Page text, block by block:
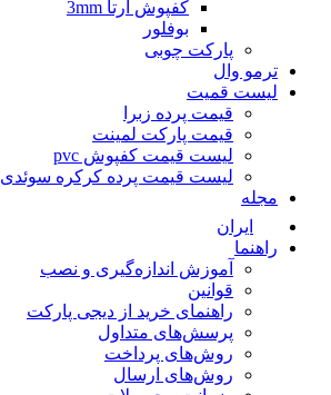
کفپوش آرتا 3mm
بوفلور
پارکت چوبی
ترمو وال
لیست قمیت
قیمت پرده زبرا
قیمت پارکت لمینت
لیست قیمت کفپوش pvc
لیست قیمت پرده کرکره سوئدی
مجله
ایران
راهنما
آموزش اندازه‌گیری و نصب
قوانین
راهنمای خرید از دیجی پارکت
پرسش‌های متداول
روش‌های پرداخت
روش‌های ارسال